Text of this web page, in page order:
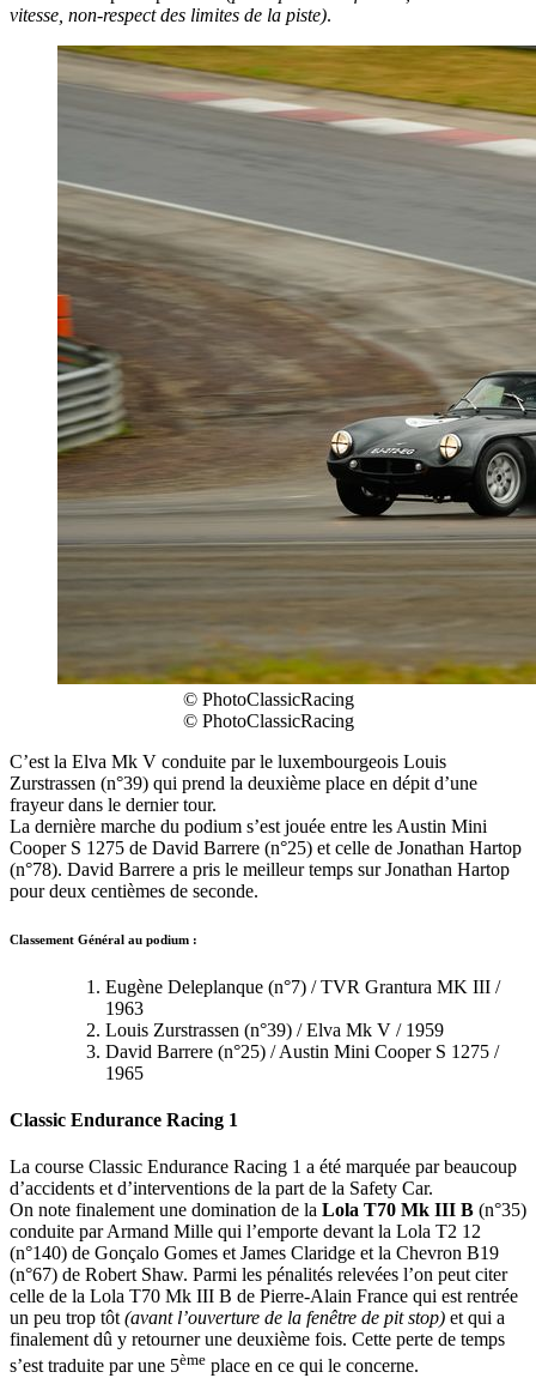
vitesse, non-respect des limites de la piste).
© PhotoClassicRacing
© PhotoClassicRacing
C’est la Elva Mk V conduite par le luxembourgeois Louis
Zurstrassen (n°39) qui prend la deuxième place en dépit d’une
frayeur dans le dernier tour.
La dernière marche du podium s’est jouée entre les Austin Mini
Cooper S 1275 de David Barrere (n°25) et celle de Jonathan Hartop
(n°78). David Barrere a pris le meilleur temps sur Jonathan Hartop
pour deux centièmes de seconde.
Classement Général au podium :
Eugène Deleplanque (n°7) / TVR Grantura MK III /
1963
Louis Zurstrassen (n°39) / Elva Mk V / 1959
David Barrere (n°25) / Austin Mini Cooper S 1275 /
1965
Classic Endurance Racing 1
La course Classic Endurance Racing 1 a été marquée par beaucoup
d’accidents et d’interventions de la part de la Safety Car.
On note finalement une domination de la Lola T70 Mk III B (n°35)
conduite par Armand Mille qui l’emporte devant la Lola T2 12
(n°140) de Gonçalo Gomes et James Claridge et la Chevron B19
(n°67) de Robert Shaw. Parmi les pénalités relevées l’on peut citer
celle de la Lola T70 Mk III B de Pierre-Alain France qui est rentrée
un peu trop tôt (avant l’ouverture de la fenêtre de pit stop) et qui a
finalement dû y retourner une deuxième fois. Cette perte de temps
s’est traduite par une 5ème place en ce qui le concerne.